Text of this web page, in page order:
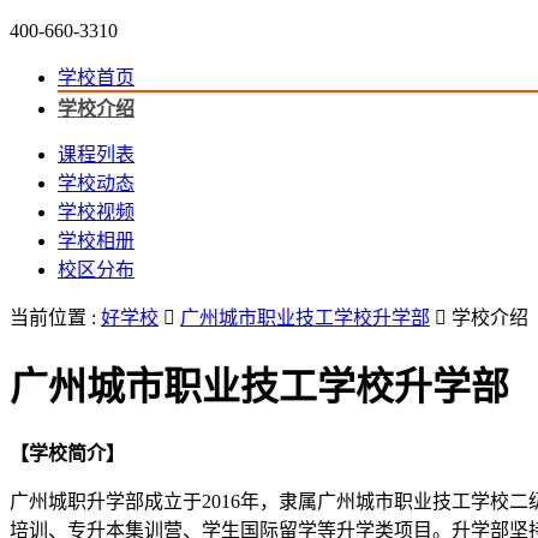
400-660-3310
学校首页
学校介绍
课程列表
学校动态
学校视频
学校相册
校区分布
当前位置 : 好学校  广州城市职业技工学校升学部  学校介绍
广州城市职业技工学校升学部
【学校简介】
广州城职升学部成立于2016年，隶属广州城市职业技工学校
培训、专升本集训营、学生国际留学等升学类项目。升学部